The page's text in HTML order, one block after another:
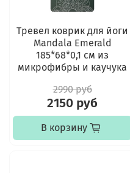
Тревел коврик для йоги
Mandala Emerald
185*68*0,1 см из
микрофибры и каучука
2990 руб
2150 руб
В корзину